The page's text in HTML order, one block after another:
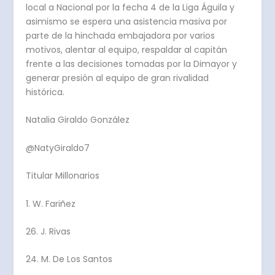
local a Nacional por la fecha 4 de la Liga Águila y
asimismo se espera una asistencia masiva por
parte de la hinchada embajadora por varios
motivos, alentar al equipo, respaldar al capitán
frente a las decisiones tomadas por la Dimayor y
generar presión al equipo de gran rivalidad
histórica.
Natalia Giraldo González
@NatyGiraldo7
Titular Millonarios
1. W. Fariñez
26. J. Rivas
24. M. De Los Santos